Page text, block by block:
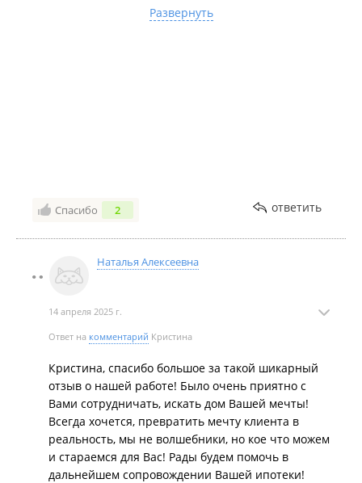
хорошее качество , чтобы наш дом прослужил долго
и верно. И ура, мы нашли тот самый дом! Дом
Развернуть
Спасибо 2 ответить
Наталья Алексеевна
14 апреля 2025 г.
Ответ на комментарий Кристина
Кристина, спасибо большое за такой шикарный
отзыв о нашей работе! Было очень приятно с
Вами сотрудничать, искать дом Вашей мечты!
Всегда хочется, превратить мечту клиента в
реальность, мы не волшебники, но кое что можем
и стараемся для Вас! Рады будем помочь в
дальнейшем сопровождении Вашей ипотеки!